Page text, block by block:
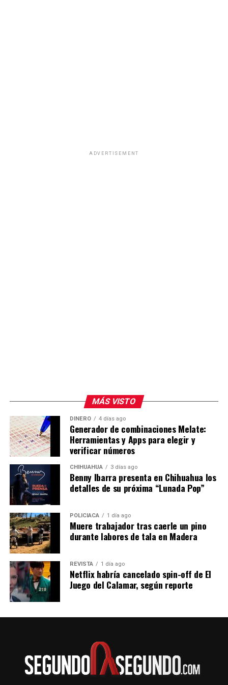
ADVERTISEMENT
MÁS VISTO
DINERO 4 días ago
Generador de combinaciones Melate:
Herramientas y Apps para elegir y
verificar números
CHIHUAHUA 3 días ago
Benny Ibarra presenta en Chihuahua los
detalles de su próxima “Lunada Pop”
POLICIACA 1 día ago
Muere trabajador tras caerle un pino
durante labores de tala en Madera
REVISTA 1 día ago
Netflix habría cancelado spin-off de El
Juego del Calamar, según reporte